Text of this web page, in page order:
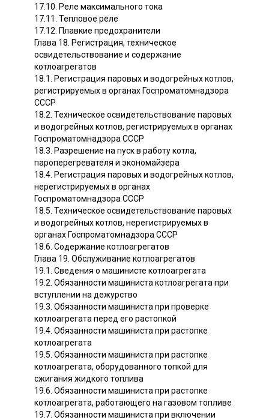
17.10. Реле максимального тока
17.11. Тепловое реле
17.12. Плавкие предохранители
Глава 18. Регистрация, техническое
освидетельствование и содержание
котлоагрегатов
18.1. Регистрация паровых и водогрейных котлов,
регистрируемых в органах Госпроматомнадзора
СССР
18.2. Техническое освидетельствование паровых
и водогрейных котлов, регистрируемых в органах
Госпроматомнадзора СССР
18.3. Разрешение на пуск в работу котла,
пароперегревателя и экономайзера
18.4. Регистрация паровых и водогрейных котлов,
нерегистрируемых в органах
Госпроматомнадзора СССР
18.5. Техническое освидетельствование паровых
и водогрейных котлов, нерегистрируемых в
органах Госпроматомнадзора СССР
18.6. Содержание котлоагрегатов
Глава 19. Обслуживание котлоагрегатов
19.1. Сведения о машинисте котлоагрегата
19.2. Обязанности машиниста котлоагрегата при
вступлении на дежурство
19.3. Обязанности машиниста при проверке
котлоагрегата перед его растопкой
19.4. Обязанности машиниста при растопке
котлоагрегата
19.5. Обязанности машиниста при растопке
котлоагрегата, оборудованного топкой для
сжигания жидкого топлива
19.6. Обязанности машиниста при растопке
котлоагрегата, работающего на газовом топливе
19.7. Обязанности машиниста при включении